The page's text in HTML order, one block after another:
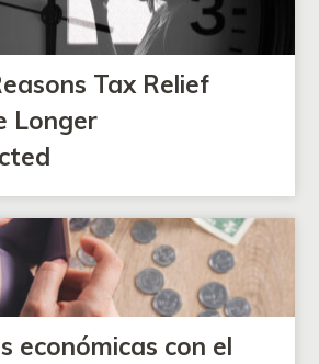
Tax Relief
Longer
económicas con el